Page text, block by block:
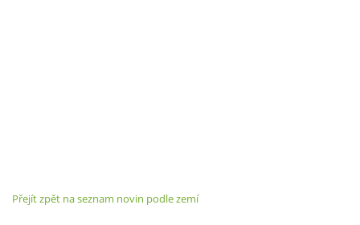
Přejít zpět na seznam novin podle zemí